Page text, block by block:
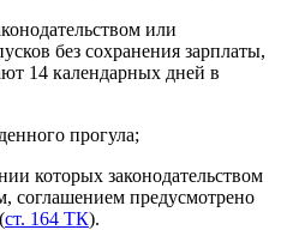
или
без сохранения зарплаты,
14 календарных дней в
прогула;
которых законодательством
соглашением предусмотрено
ст. 164 ТК).